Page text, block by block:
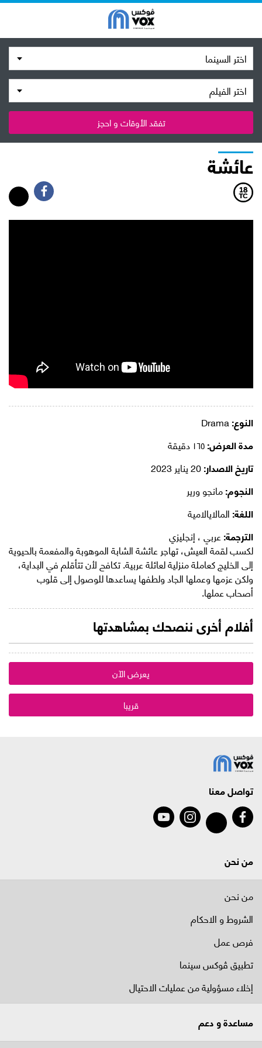
اختر السينما
اختر الفيلم
تفقد الأوقات و احجز
عائشة
النوع:
مدة العرض:
تاريخ الاصدار:
النجوم:مانجو ورير
اللغة:المالايالامية
الترجمة:عربي ، إنجليزي
لكسب لقمة العيش، تهاجر عائشة الشابة الموهوبة والمفعمة بالحيوية
إلى الخليج كعاملة منزلية لعائلة عربية. تكافح لأن تتأقلم في البداية،
ولكن عزمها وعملها الجاد ولطفها يساعدها للوصول إلى قلوب
أصحاب عملها.
أفلام أخرى ننصحك بمشاهدتها
يعرض الآن
قريبا
تواصل معنا
من نحن
من نحن
الشروط و الاحكام
فرص عمل
تطبيق ڤوكس سينما
إخلاء مسؤولية من عمليات الاحتيال
مساعدة و دعم